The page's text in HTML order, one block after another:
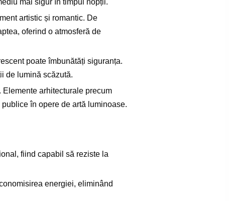
mai sigur în timpul nopții.
artistic și romantic. De
oferind o atmosferă de
poate îmbunătăți siguranța.
de lumină scăzută.
arhitecturale precum
în opere de artă luminoase.
fiind capabil să reziste la
energiei, eliminând